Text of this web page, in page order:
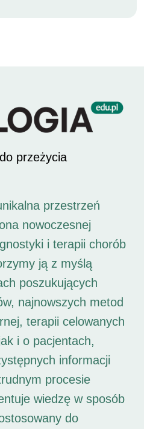
przeżycia
przestrzeń
nowoczesnej
i terapii chorób
ją z myślą
poszukujących
najnowszych metod
terapii celowanych
i o pacjentach,
informacji
procesie
wiedzę w sposób
do